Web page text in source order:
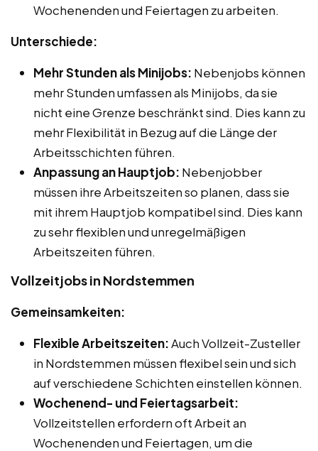
Wochenenden und Feiertagen zu arbeiten.
Unterschiede:
Mehr Stunden als Minijobs: Nebenjobs können
mehr Stunden umfassen als Minijobs, da sie
nicht eine Grenze beschränkt sind. Dies kann zu
mehr Flexibilität in Bezug auf die Länge der
Arbeitsschichten führen.
Anpassung an Hauptjob: Nebenjobber
müssen ihre Arbeitszeiten so planen, dass sie
mit ihrem Hauptjob kompatibel sind. Dies kann
zu sehr flexiblen und unregelmäßigen
Arbeitszeiten führen.
Vollzeitjobs in Nordstemmen
Gemeinsamkeiten:
Flexible Arbeitszeiten:Auch Vollzeit-Zusteller
in Nordstemmen müssen flexibel sein und sich
auf verschiedene Schichten einstellen können.
Wochenend- und Feiertagsarbeit:
Vollzeitstellen erfordern oft Arbeit an
Wochenenden und Feiertagen, um die